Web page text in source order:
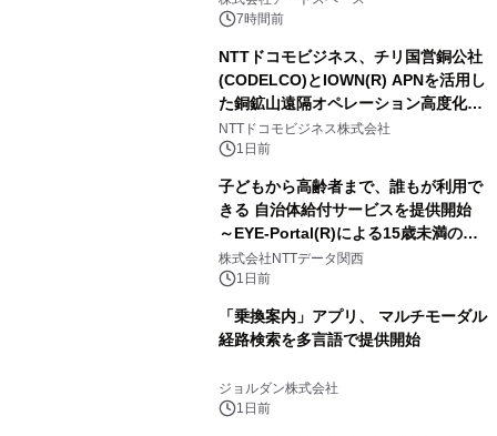
ートとして新たな魅力を発信。
7時間前
NTTドコモビジネス、チリ国営銅公社
(CODELCO)とIOWN(R) APNを活用し
た銅鉱山遠隔オペレーション高度化に
向けた調査・実証を開始
NTTドコモビジネス株式会社
1日前
子どもから高齢者まで、誰もが利用で
きる 自治体給付サービスを提供開始
～EYE-Portal(R)による15歳未満の本
人認証と デジタルデバイド対策で実現
～
株式会社NTTデータ関西
1日前
「乗換案内」アプリ、 マルチモーダル
経路検索を多言語で提供開始
ジョルダン株式会社
1日前